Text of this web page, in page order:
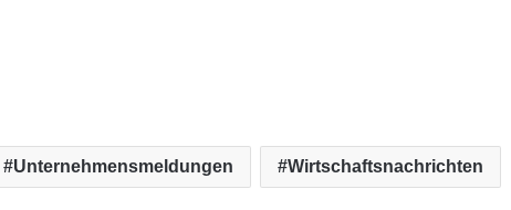
Unternehmensmeldungen Wirtschaftsnachrichten